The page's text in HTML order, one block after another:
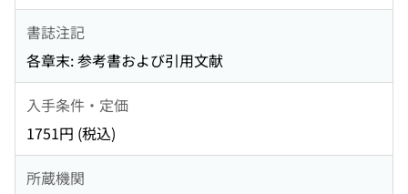
書誌注記
各章末: 参考書および引用文献
入手条件・定価
1751円 (税込)
所蔵機関